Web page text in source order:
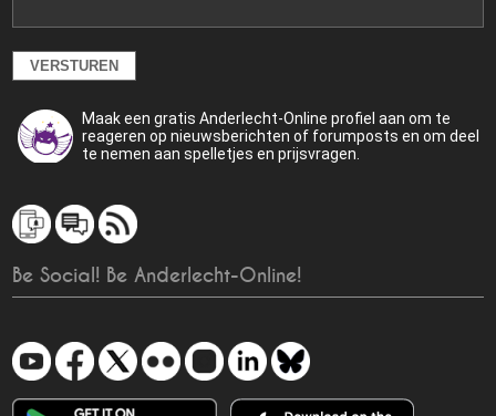
Maak een gratis Anderlecht-Online profiel aan om te
reageren op nieuwsberichten of forumposts en om deel
te nemen aan spelletjes en prijsvragen.
Be Social! Be Anderlecht-Online!